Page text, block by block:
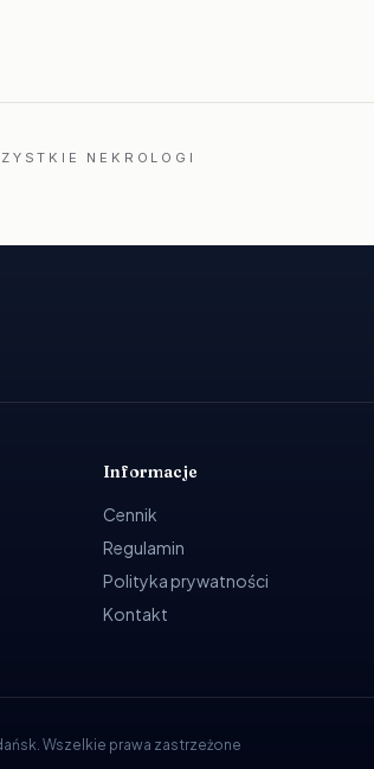
NEKROLOGI
Informacje
Cennik
Regulamin
Polityka prywatności
Kontakt
. Wszelkie prawa zastrzeżone